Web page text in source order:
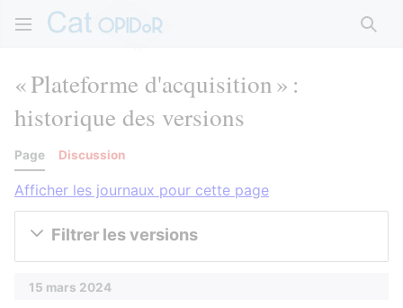
« Plateforme d'acquisition » :
historique des versions
Page Discussion
Afficher les journaux pour cette page
Filtrer les versions
15 mars 2024